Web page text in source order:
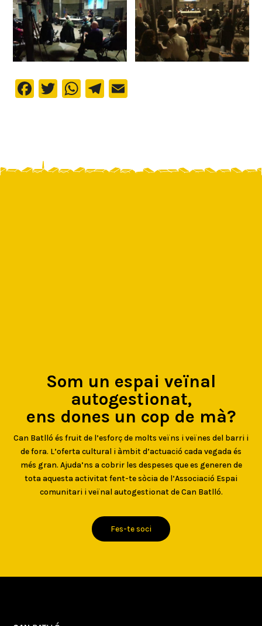
Facebook
Twitter
WhatsApp
Telegram
Som un espai veïnal
autogestionat,
ens dones un cop de mà?
Can Batlló és fruit de l’esforç de molts veïns i veïnes del barri i
de fora. L’oferta cultural i àmbit d’actuació cada vegada és
més gran. Ajuda’ns a cobrir les despeses que es generen de
tota aquesta activitat fent-te sòcia de l’Associació Espai
comunitari i veïnal autogestionat de Can Batlló.
Fes-te soci